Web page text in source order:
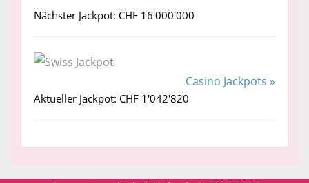
Nächster Jackpot: CHF 16'000'000
Casino Jackpots »
Aktueller Jackpot: CHF 1'042'820